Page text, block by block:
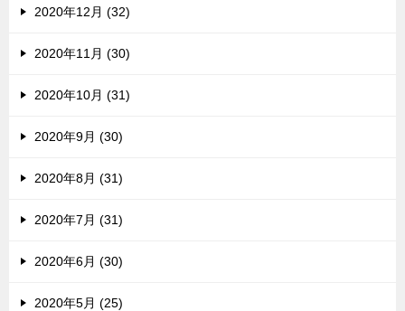
2020年12月 (32)
2020年11月 (30)
2020年10月 (31)
2020年9月 (30)
2020年8月 (31)
2020年7月 (31)
2020年6月 (30)
2020年5月 (25)